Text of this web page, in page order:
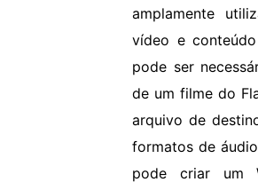
amplamente
vídeo e
pode ser
de um filme do
arquivo de
formatos de
pode criar um